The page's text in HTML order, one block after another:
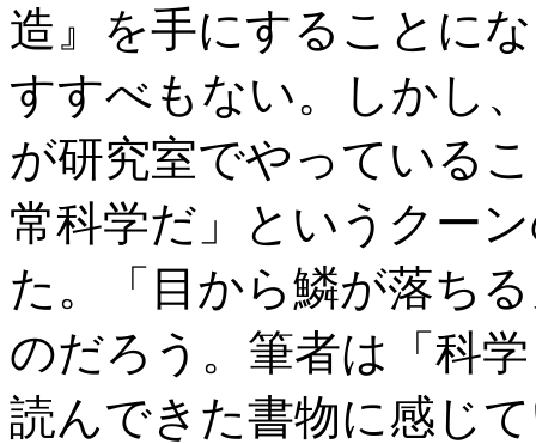
造』を手にすることに
すすべもない。しかし
が研究室でやっている
常科学だ」というクー
た。「目から鱗が落ち
のだろう。筆者は「科
読んできた書物に感じ